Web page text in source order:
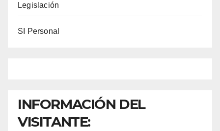
Legislación
SI Personal
INFORMACIÓN DEL
VISITANTE: